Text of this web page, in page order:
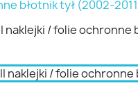
błotnik tył (2002-